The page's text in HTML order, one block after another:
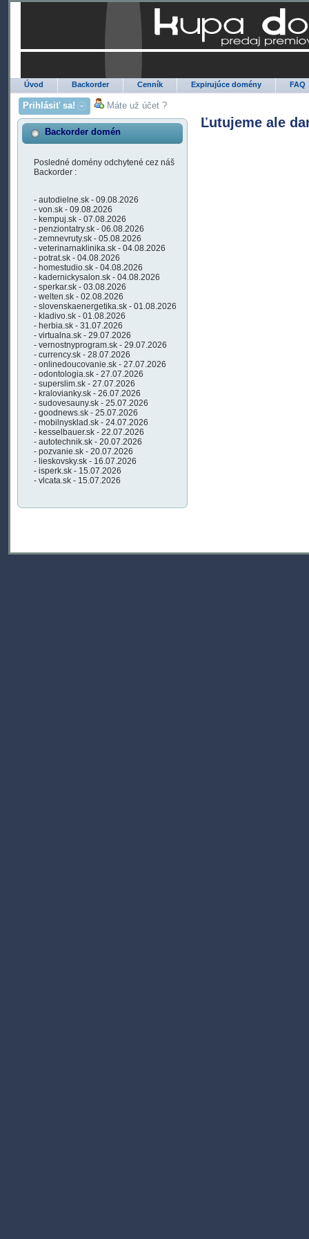
Úvod Backorder Cenník Expirujúce domény FAQ
Prihlásiť sa! Máte už účet ?
Backorder domén
Posledné domény odchytené cez náš
Backorder :
- autodielne.sk - 09.08.2026
- von.sk - 09.08.2026
- kempuj.sk - 07.08.2026
- penziontatry.sk - 06.08.2026
- zemnevruty.sk - 05.08.2026
- veterinarnaklinika.sk - 04.08.2026
- potrat.sk - 04.08.2026
- homestudio.sk - 04.08.2026
- kadernickysalon.sk - 04.08.2026
- sperkar.sk - 03.08.2026
- welten.sk - 02.08.2026
- slovenskaenergetika.sk - 01.08.2026
- kladivo.sk - 01.08.2026
- herbia.sk - 31.07.2026
- virtualna.sk - 29.07.2026
- vernostnyprogram.sk - 29.07.2026
- currency.sk - 28.07.2026
- onlinedoucovanie.sk - 27.07.2026
- odontologia.sk - 27.07.2026
- superslim.sk - 27.07.2026
- kralovianky.sk - 26.07.2026
- sudovesauny.sk - 25.07.2026
- goodnews.sk - 25.07.2026
- mobilnysklad.sk - 24.07.2026
- kesselbauer.sk - 22.07.2026
- autotechnik.sk - 20.07.2026
- pozvanie.sk - 20.07.2026
- lieskovsky.sk - 16.07.2026
- isperk.sk - 15.07.2026
- vlcata.sk - 15.07.2026
Ľutujeme ale